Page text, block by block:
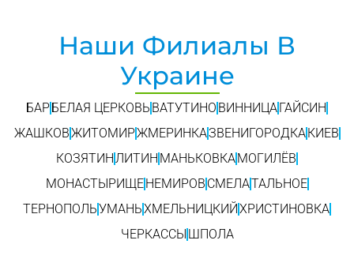
Наши Филиалы В
Украине
БАРБЕЛАЯ ЦЕРКОВЬ ВАТУТИНО ВИННИЦАГАЙСИН
ЖАШКОВЖИТОМИРЖМЕРИНКАЗВЕНИГОРОДКАКИЕВ
КОЗЯТИН ЛИТИН МАНЬКОВКАМОГИЛЁВ
МОНАСТЫРИЩЕНЕМИРОВ СМЕЛАТАЛЬНОЕ
ТЕРНОПОЛЬУМАНЬХМЕЛЬНИЦКИЙХРИСТИНОВКА
ЧЕРКАССЫ ШПОЛА